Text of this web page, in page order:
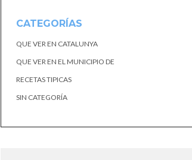
CATEGORÍAS
QUE VER EN CATALUNYA
QUE VER EN EL MUNICIPIO DE
RECETAS TIPICAS
SIN CATEGORÍA